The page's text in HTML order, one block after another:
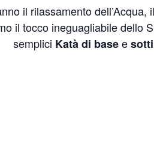
il rilassamento
il tocco ineguagliabile dello
semplici Katà di basee